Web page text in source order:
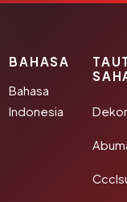
BAHASA
Bahasa
Indonesia